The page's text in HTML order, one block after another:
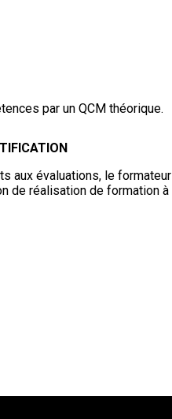
par un QCM théorique.
aux évaluations, le
de réalisation de formation à